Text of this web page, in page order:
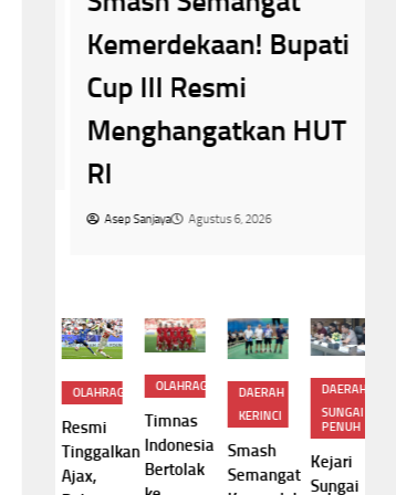
Kemerdekaan! Bupati
Cup III Resmi
Menghangatkan HUT
RI
Asep Sanjaya Agustus 6, 2026
OLAHRAGA
Resmi
Tinggalkan
Ajax,
OLAHRAGA
Timnas
Indonesia
Bertolak
DAERAH
KERINCI
Smash
Semangat
DAERAH
SUNGAI
PENUH
Kejari
Sungai